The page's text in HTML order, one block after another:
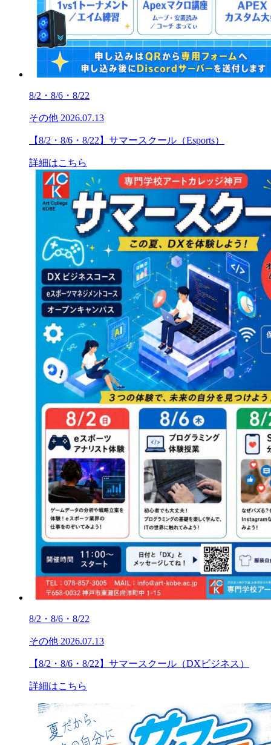
8/2・8/6・8/22
その他 2026.07.13
【8/2・8/6・8/22】サマースクール（Esports）
詳細はこちら
8/2・8/6・8/22
その他 2026.07.13
【8/2・8/6・8/22】サマースクール（DXビジネス）
詳細はこちら